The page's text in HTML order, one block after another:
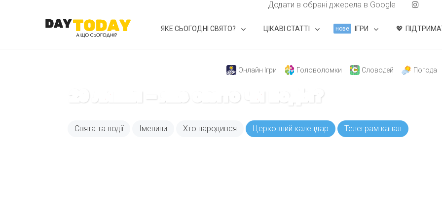
Додати в обрані джерела в Google
ЯКЕ СЬОГОДНІ СВЯТО? ЦІКАВІ СТАТТІ нове ІГРИ
Онлайн Ігри Головоломки Словодей Погода
29 липня – яке свято чи подія?
Свята та події Іменини Хто народився Церковний календар Телеграм канал